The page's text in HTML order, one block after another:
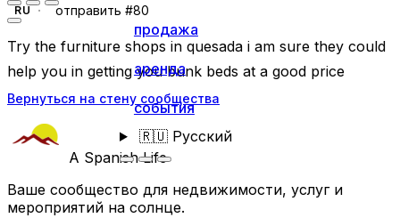
продажа
аренда
события
🇷🇺Русский
RU отправить #80
Try the furniture shops in quesada i am sure they could
help you in getting you bunk beds at a good price
Вернуться на стену сообщества
A Spanish Life
Ваше сообщество для недвижимости, услуг и
мероприятий на солнце.